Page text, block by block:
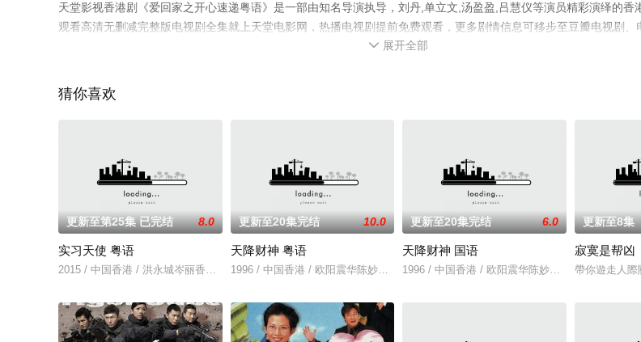
天堂影视香港剧《爱回家之开心速递粤语》是一部由知名导演执导，刘丹,单立文,汤盈盈,吕慧仪等演员精彩演绎的香
观看高清无删减完整版电视剧全集就上天堂电影网，热播电视剧提前免费观看，更多剧情信息可移步至豆瓣电视剧、
 展开全部
猜你喜欢
更新至第25集 已完结 8.0
实习天使 粤语
2015 / 中国香港 / 洪永城岑丽香单立文陈炜
更新至20集完结 10.0
天降财神 粤语
1996 / 中国香港 / 欧阳震华陈妙瑛郭晋安徐濠萦
更新至20集完结 6.0
天降财神 国语
1996 / 中国香港 / 欧阳震华陈妙瑛郭晋安徐濠萦
更新至8集
寂寞是帮凶
帶你遊走人際